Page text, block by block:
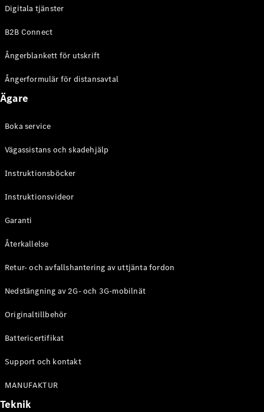
Konfigurator
Benz Online
Familjebilar / Camping van
/ Camping
EQV
Elektrisk
Marco Polo
Horizon
Mercedes-
Store
Digitala tjänster
B2B Connect
Ångerblankett för utskrift
Ångerformulär för distansavtal
Ägare
Boka service
Vägassistans och skadehjälp
Instruktionsböcker
Instruktionsvideor
Garanti
Återkallelse
Retur- och avfallshantering av uttjänta fordon
Nedstängning av 2G- och 3G-mobilnät
Originaltillbehör
Battericertifikat
Support och kontakt
MANUFAKTUR
Teknik